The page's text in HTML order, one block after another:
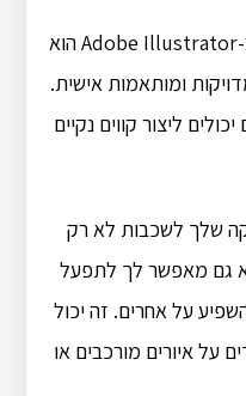
1. השתמש בכלי העט: כלי העט ב-Adobe Illustrator הוא
ומותאמות אישית.
ליצור קווים נקיים
שלך לשכבות לא רק
גם מאפשר לך לתפעל
על אחרים. זה יכול
על איורים מורכבים או